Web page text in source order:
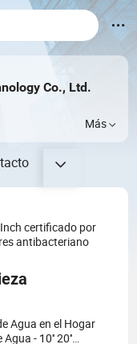
Co., Ltd.
Más
certificado por
antibacteriano
Agua en el Hogar
- 10'' 20''